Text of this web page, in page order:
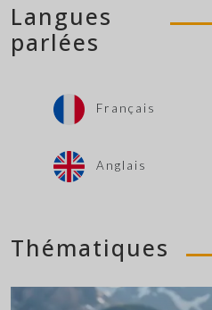
Langues
parlées
Français
Anglais
Thématiques